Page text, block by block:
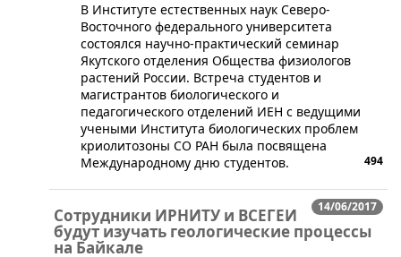
В Институте естественных наук Северо-
Восточного федерального университета
состоялся научно-практический семинар
Якутского отделения Общества физиологов
растений России. Встреча студентов и
магистрантов биологического и
педагогического отделений ИЕН с ведущими
учеными Института биологических проблем
криолитозоны СО РАН была посвящена
Международному дню студентов.
494
14/06/2017
Сотрудники ИРНИТУ и ВСЕГЕИ
будут изучать геологические процессы
на Байкале